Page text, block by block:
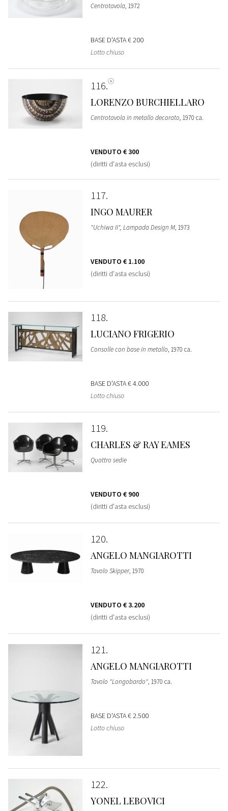
Centrotavola, 1972
BASE D'ASTA€ 200
Lotto chiuso
116
LORENZO BURCHIELLARO
Centrotavola in metallo decorato, 1970 ca.
VENDUTO € 300
(diritti d'asta esclusi)
117
INGO MAURER
"Uchiwa II", Lampada Design M, 1973
VENDUTO € 1.100
(diritti d'asta esclusi)
118
LUCIANO FRIGERIO
Consolle con base in metallo, 1970 ca.
BASE D'ASTA€ 4.000
Lotto chiuso
119
CHARLES & RAY EAMES
Quattro sedie
VENDUTO € 900
(diritti d'asta esclusi)
120
ANGELO MANGIAROTTI
Tavolo Skipper, 1970
VENDUTO € 3.200
(diritti d'asta esclusi)
121
ANGELO MANGIAROTTI
Tavolo "Longobardo", 1970 ca.
BASE D'ASTA€ 2.500
Lotto chiuso
122
YONEL LEBOVICI